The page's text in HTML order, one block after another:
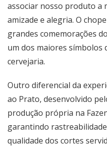
associar nosso produto a
amizade e alegria. O
grandes comemorações
um dos maiores símbolos
cervejaria.
Outro diferencial da
ao Prato, desenvolvido
produção própria na
garantindo
qualidade dos cortes